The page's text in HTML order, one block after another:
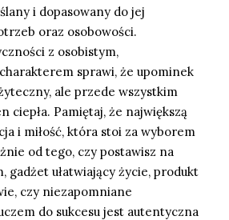
i dopasowany do jej
oraz osobowości.
z osobistym,
sprawi, że upominek
ale przede wszystkim
ciepła. Pamiętaj, że największą
i miłość, która stoi za wyborem
od tego, czy postawisz na
gadżet ułatwiający życie, produkt
czy niezapomniane
do sukcesu jest autentyczna